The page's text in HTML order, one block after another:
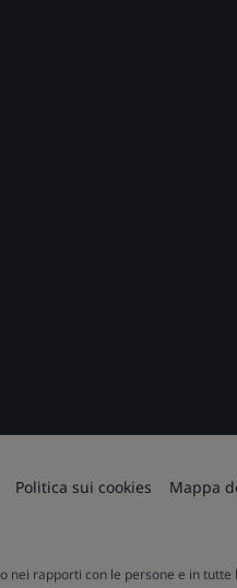
Politica sui cookies Mappa
rapporti con le persone e in tutte